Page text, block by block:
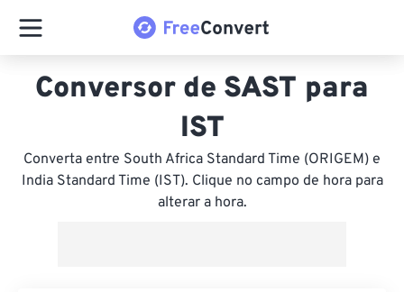
Conversor de SAST para
IST
Converta entre South Africa Standard Time (ORIGEM) e
India Standard Time (IST). Clique no campo de hora para
alterar a hora.